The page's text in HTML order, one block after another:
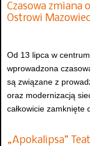
Czasowa zmiana
Ostrowi
Od 13 lipca w
wprowadzona
są związane z
oraz modernizacją
całkowicie zamknięte
„Apokalipsa”